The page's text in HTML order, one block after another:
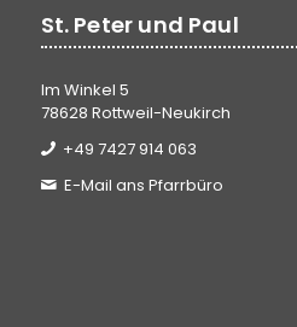
St. Peter und Paul
Im Winkel 5
78628 Rottweil-Neukirch
+49 7427 914 063
E-Mail ans Pfarrbüro